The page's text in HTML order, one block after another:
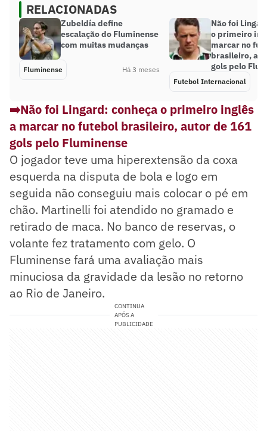
RELACIONADAS
Zubeldía define
escalação do Fluminense
com muitas mudanças
Fluminense Há 3 meses
Não foi
o primeiro
marcar no
brasileiro,
gols pelo
Futebol Internacional
➡️Não foi Lingard: conheça o primeiro inglês
a marcar no futebol brasileiro, autor de 161
gols pelo Fluminense
O jogador teve uma hiperextensão da coxa
esquerda na disputa de bola e logo em
seguida não conseguiu mais colocar o pé em
chão. Martinelli foi atendido no gramado e
retirado de maca. No banco de reservas, o
volante fez tratamento com gelo. O
Fluminense fará uma avaliação mais
minuciosa da gravidade da lesão no retorno
ao Rio de Janeiro.
CONTINUA
APÓS A
PUBLICIDADE